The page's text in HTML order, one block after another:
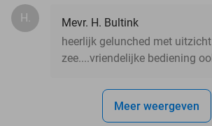
H.
Mevr. H. Bultink
heerlijk gelunched met
zee....vriendelijke bediening
Meer weergeven